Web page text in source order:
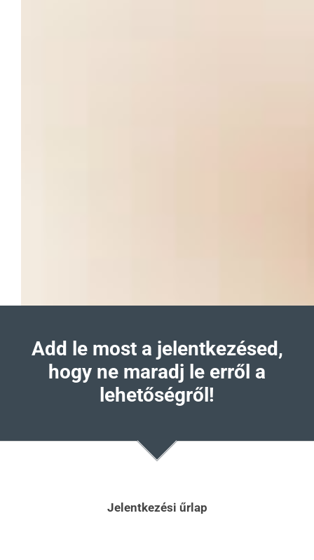
Add le most a jelentkezésed,
hogy ne maradj le erről a
lehetőségről!
Jelentkezési űrlap